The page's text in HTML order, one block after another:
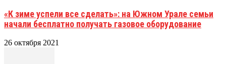
«К зиме успели все сделать»: на Южном Урале семьи
начали бесплатно получать газовое оборудование
26 октября 2021